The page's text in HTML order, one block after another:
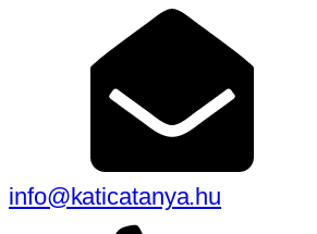
info@katicatanya.hu